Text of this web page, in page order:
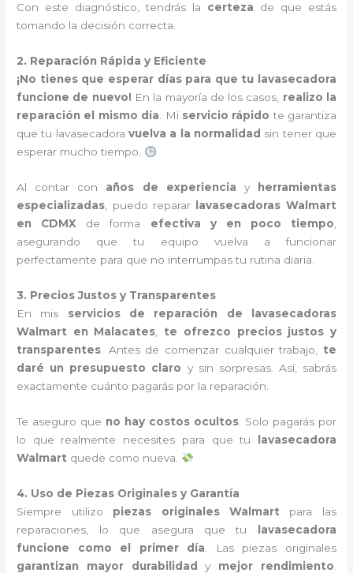
Con este diagnóstico, tendrás la certeza de que estás
tomando la decisión correcta.
2. Reparación Rápida y Eficiente
¡No tienes que esperar días para que tu lavasecadora
funcione de nuevo! En la mayoría de los casos, realizo la
reparación el mismo día. Mi servicio rápido te garantiza
que tu lavasecadoravuelva a la normalidad sin tener que
esperar mucho tiempo.
Al contar con años de experiencia y
herramientas
especializadas , puedo reparar
lavasecadoras Walmart
en CDMX de forma efectiva y en poco tiempo
asegurando que tu equipo vuelva a funcionar
perfectamente para que no interrumpas tu rutina diaria.
3. Precios Justos y Transparentes
En mis servicios de reparación de lavasecadoras
Walmart en Malacates
te ofrezco precios justos y
transparentes . Antes de comenzar cualquier trabajo, te
daré un presupuesto claro y sin sorpresas. Así, sabrás
exactamente cuánto pagarás por la reparación.
Te aseguro que no hay costos ocultos. Solo pagarás por
lo que realmente necesites para que tu
lavasecadora
Walmart quede como nueva.
4. Uso de Piezas Originales y Garantía
Siempre utilizo piezas originales Walmart para las
reparaciones, lo que asegura que tu
lavasecadora
funcione como el primer día . Las piezas originales
garantizan mayor durabilidad
y mejor rendimiento